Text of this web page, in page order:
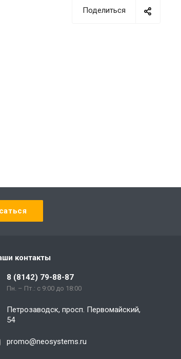
Поделиться
контакты
8 (8142) 79-88-87
Пн. – Пт.: с 9:00 до 18:00
Петрозаводск, просп. Первомайский,
54
promo@neosystems.ru